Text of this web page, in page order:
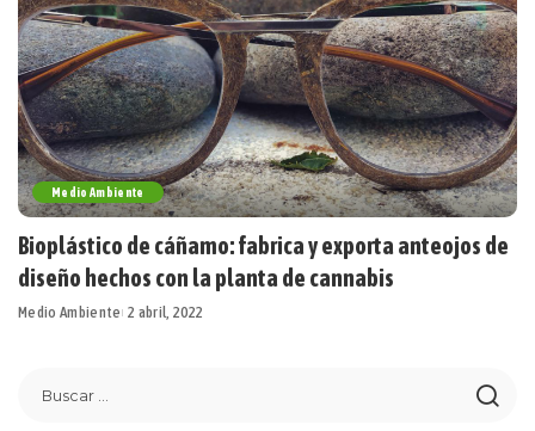
Medio Ambiente
Bioplástico de cáñamo: fabrica y exporta anteojos de
diseño hechos con la planta de cannabis
Medio Ambiente 2 abril, 2022